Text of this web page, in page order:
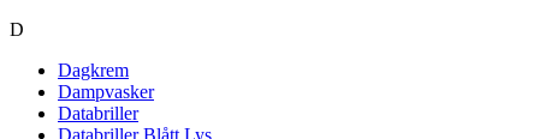
D
Dagkrem
Dampvasker
Databriller
Databriller Blått Lys